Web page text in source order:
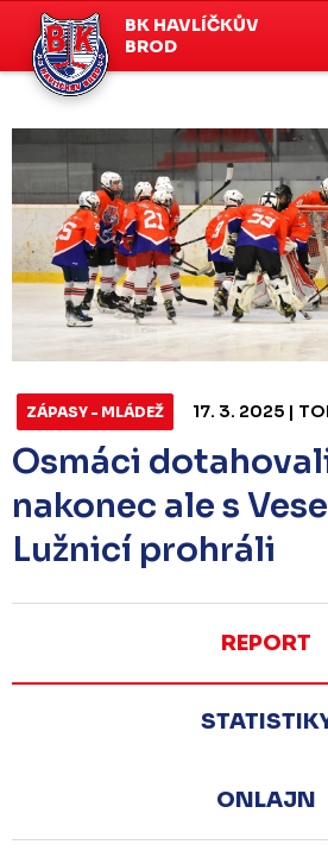
BK HAVLÍČKŮV
BROD
ZÁPASY - MLÁDEŽ 17. 3. 2025 |
Osmáci
nakonec ale s
Lužnicí prohráli
REPORT
ONLAJN